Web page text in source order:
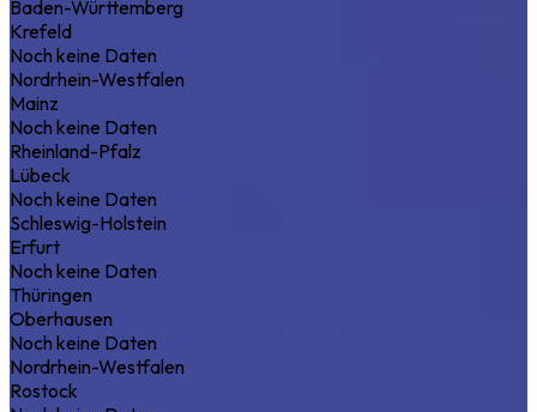
Baden-Württemberg
Krefeld
Noch keine Daten
Nordrhein-Westfalen
Mainz
Noch keine Daten
Rheinland-Pfalz
Lübeck
Noch keine Daten
Schleswig-Holstein
Erfurt
Noch keine Daten
Thüringen
Oberhausen
Noch keine Daten
Nordrhein-Westfalen
Rostock